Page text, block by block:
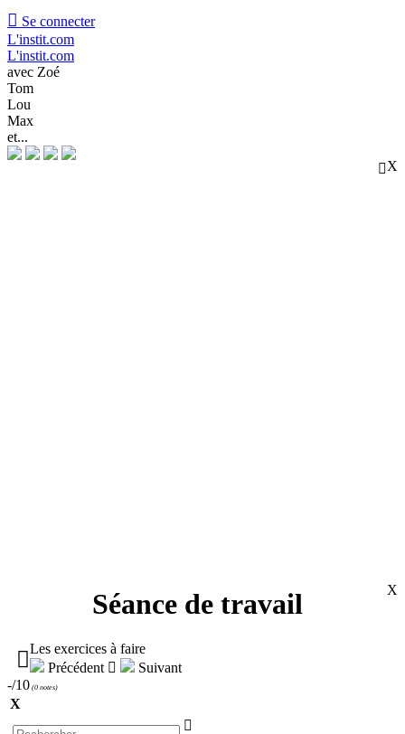
 Se connecter
L'instit.com
L'instit.com
avec Zoé
Tom
Lou
Max
et...
X

X
Séance de travail
Les exercices à faire
Précédent 
Suivant
-/10 (0 notes)
X
